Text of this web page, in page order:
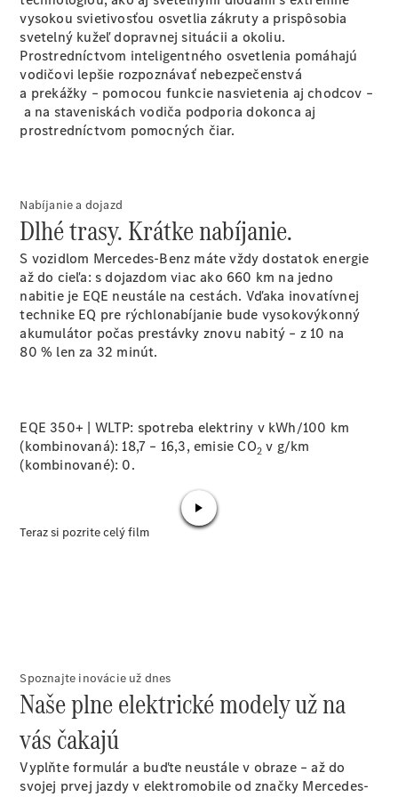
Trieda
G
Elektromobil
Trieda G
Vozidlá k
priamemu
odberu
Všetky
Kombi
CLA
Shooting
Elektromobil
Brake
Trieda C
kombi
kombi
Konfigurátor
Hatchback
vysokou svietivosťou osvetlia zákruty a prispôsobia
svetelný kužeľ dopravnej situácii a okoliu.
Prostredníctvom inteligentného osvetlenia pomáhajú
vodičovi lepšie rozpoznávať nebezpečenstvá
a prekážky – pomocou funkcie nasvietenia aj chodcov –
a na staveniskách vodiča podporia dokonca aj
prostredníctvom pomocných čiar.
Nabíjanie a dojazd
Dlhé trasy. Krátke nabíjanie.
S vozidlom Mercedes-Benz máte vždy dostatok energie
až do cieľa: s dojazdom viac ako 660 km na jedno
nabitie je EQE neustále na cestách. Vďaka inovatívnej
technike EQ pre rýchlonabíjanie bude vysokovýkonný
akumulátor počas prestávky znovu nabitý – z 10 na
80 % len za 32 minút.
EQE 350+ | WLTP: spotreba elektriny v kWh/100 km
(kombinovaná): 18,7 – 16,3, emisie CO2 v g/km
(kombinované): 0.
Spoznajte inovácie už dnes
Naše plne elektrické modely už na
vás čakajú
Vyplňte formulár a buďte neustále v obraze – až do
svojej prvej jazdy v elektromobile od značky Mercedes-